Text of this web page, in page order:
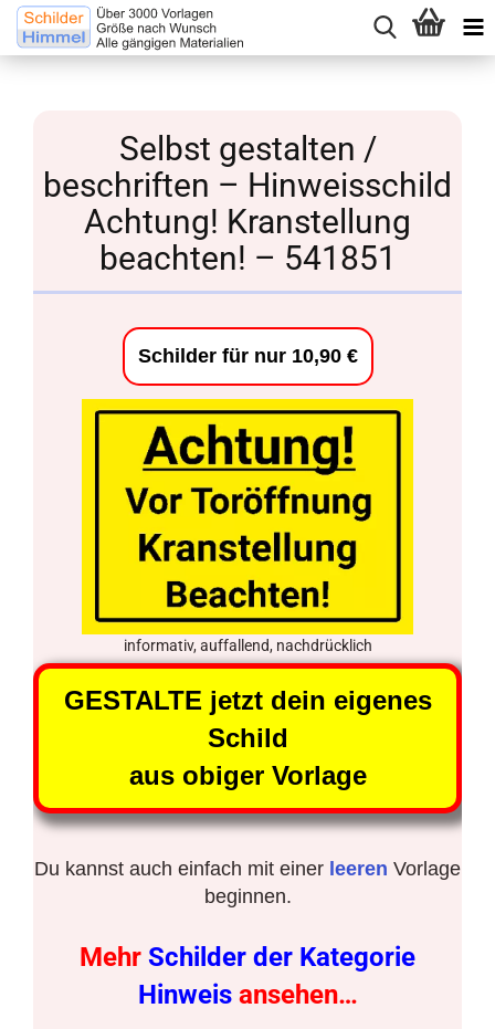
Selbst gestalten /
beschriften – Hinweisschild
Achtung! Kranstellung
beachten! – 541851
Schilder für nur 10,90 €
informativ, auffallend, nachdrücklich
GESTALTE jetzt dein eigenes
Schild
aus obiger Vorlage
Du kannst auch einfach mit einer leeren Vorlage
beginnen.
Mehr Schilder der Kategorie
Hinweis ansehen…